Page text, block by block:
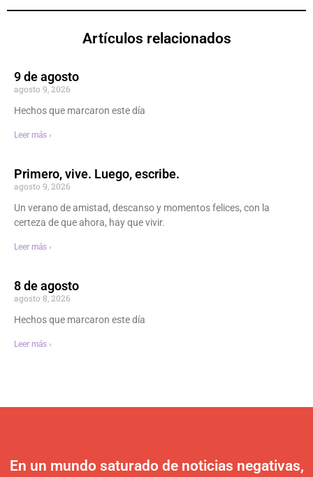
Artículos relacionados
9 de agosto
agosto 9, 2026
Hechos que marcaron este día
Leer más ›
Primero, vive. Luego, escribe.
agosto 9, 2026
Un verano de amistad, descanso y momentos felices, con la
certeza de que ahora, hay que vivir.
Leer más ›
8 de agosto
agosto 8, 2026
Hechos que marcaron este día
Leer más ›
En un mundo saturado de noticias negativas,